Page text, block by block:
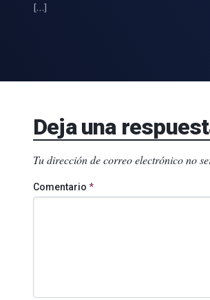
[…]
Deja una
Tu dirección de correo electrónico no
Comentario *